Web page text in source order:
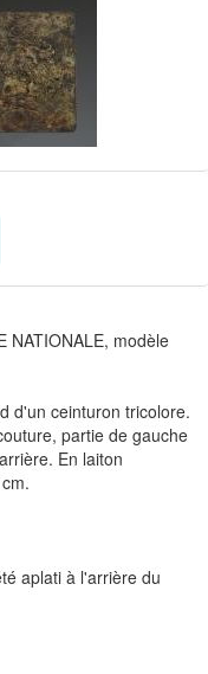
NATIONALE, modèle
d'un ceinturon tricolore.
partie de gauche
En laiton
aplati à l'arrière du